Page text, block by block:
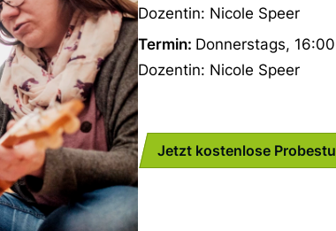
Dozentin: Nicole Speer
Termin: Donnerstags,
Dozentin: Nicole Speer
Jetzt kostenlose